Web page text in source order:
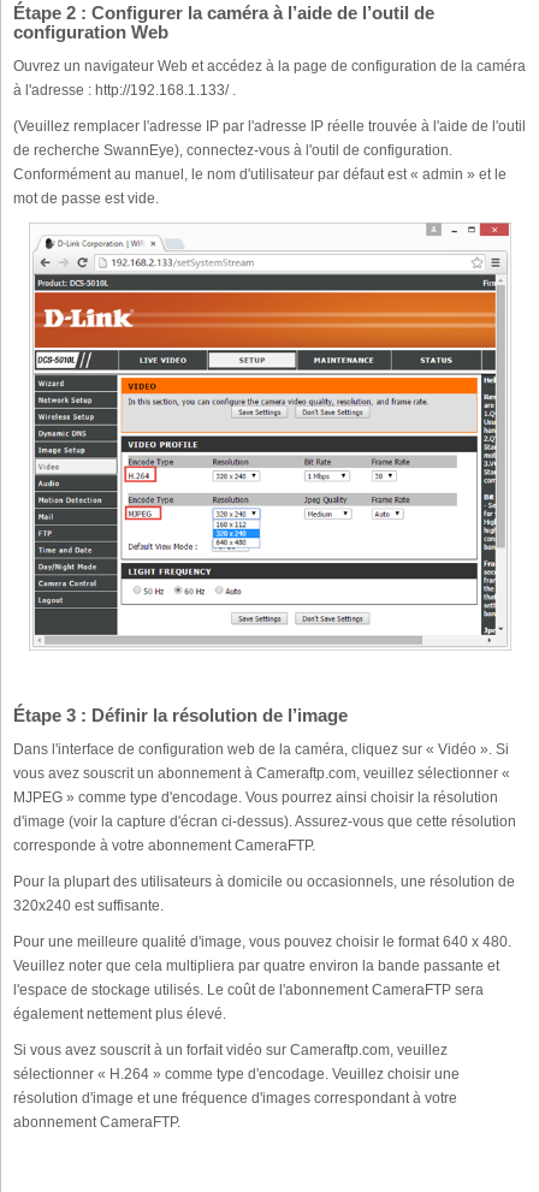
Étape 2 : Configurer la caméra à l’aide de l’outil de
configuration Web
Ouvrez un navigateur Web et accédez à la page de configuration de la caméra
à l'adresse : http://192.168.1.133/ .
(Veuillez remplacer l'adresse IP par l'adresse IP réelle trouvée à l'aide de l'outil
de recherche SwannEye), connectez-vous à l'outil de configuration.
Conformément au manuel, le nom d'utilisateur par défaut est « admin » et le
mot de passe est vide.
Étape 3 : Définir la résolution de l’image
Dans l'interface de configuration web de la caméra, cliquez sur « Vidéo ». Si
vous avez souscrit un abonnement à Cameraftp.com, veuillez sélectionner «
MJPEG » comme type d'encodage. Vous pourrez ainsi choisir la résolution
d'image (voir la capture d'écran ci-dessus). Assurez-vous que cette résolution
corresponde à votre abonnement CameraFTP.
Pour la plupart des utilisateurs à domicile ou occasionnels, une résolution de
320x240 est suffisante.
Pour une meilleure qualité d'image, vous pouvez choisir le format 640 x 480.
Veuillez noter que cela multipliera par quatre environ la bande passante et
l'espace de stockage utilisés. Le coût de l'abonnement CameraFTP sera
également nettement plus élevé.
Si vous avez souscrit à un forfait vidéo sur Cameraftp.com, veuillez
sélectionner « H.264 » comme type d'encodage. Veuillez choisir une
résolution d'image et une fréquence d'images correspondant à votre
abonnement CameraFTP.